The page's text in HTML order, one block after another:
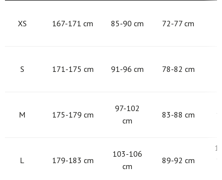
XS 167-171 cm 85-90 cm 72-77 cm
S 171-175 cm 91-96 cm 78-82 cm
M 175-179 cm
97-102
cm
83-88 cm
L 179-183 cm
103-106
cm
89-92 cm